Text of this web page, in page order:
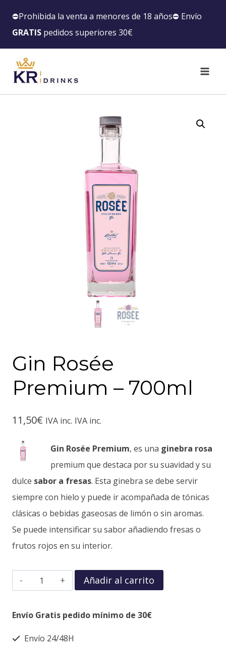
⛔️Prohibida la venta a menores de 18 años⛔️ Envío
GRATIS pedidos superiores 30€
Gin Rosée
Premium – 700ml
11,50€ IVA inc. IVA inc.
Gin Rosée Premium, es una ginebra rosa
premium que destaca por su suavidad y su
dulce sabor a fresas. Esta ginebra se debe servir
siempre con hielo y puede ir acompañada de tónicas
clásicas o bebidas gaseosas de limón o sin aromas.
Se puede intensificar su sabor añadiendo fresas o
frutos rojos en su interior.
Añadir al carrito
Envío Gratis pedido mínimo de 30€
Envío 24/48H